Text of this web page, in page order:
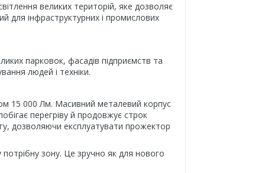
великих територій, яке дозволяє
для інфраструктурних і промислових
парковок, фасадів підприємств та
людей і техніки.
15 000 Лм. Масивний металевий корпус
перегріву й продовжує строк
дозволяючи експлуатувати прожектор
зону. Це зручно як для нового